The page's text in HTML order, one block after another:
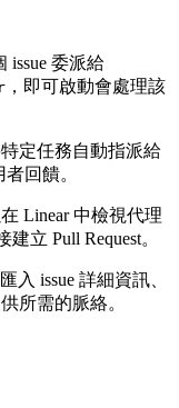
issue 委派給
，即可啟動會處理該
定任務自動指派給
回饋。
Linear 中檢視代理
立 Pull Request。
入 issue 詳細資訊、
所需的脈絡。